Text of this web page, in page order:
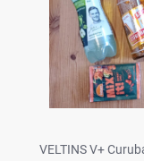
VELTINS V+